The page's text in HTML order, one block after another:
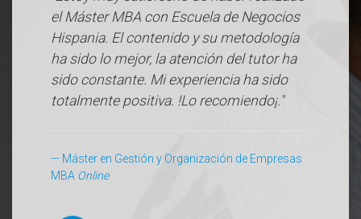
el Máster MBA con Escuela de Negocios
Hispania. El contenido y su metodología
ha sido lo mejor, la atención del tutor ha
sido constante. Mi experiencia ha sido
totalmente positiva. !Lo recomiendo¡."
Máster en Gestión y Organización de Empresas
MBA Online